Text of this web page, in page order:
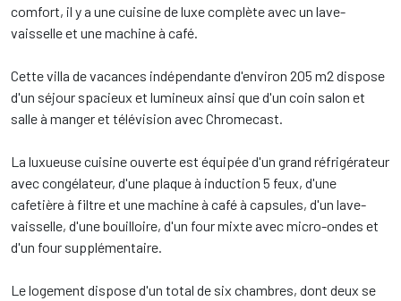
comfort, il y a une cuisine de luxe complète avec un lave-
vaisselle et une machine à café.
Cette villa de vacances indépendante d'environ 205 m2 dispose
d'un séjour spacieux et lumineux ainsi que d'un coin salon et
salle à manger et télévision avec Chromecast.
La luxueuse cuisine ouverte est équipée d'un grand réfrigérateur
avec congélateur, d'une plaque à induction 5 feux, d'une
cafetière à filtre et une machine à café à capsules, d'un lave-
vaisselle, d'une bouilloire, d'un four mixte avec micro-ondes et
d'un four supplémentaire.
Le logement dispose d'un total de six chambres, dont deux se